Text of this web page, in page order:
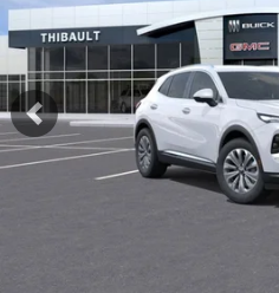
Précédent